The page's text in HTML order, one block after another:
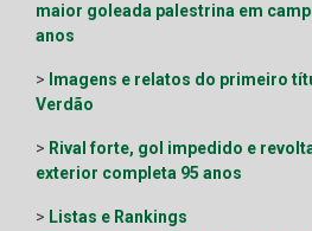
maior goleada palestrina em
anos
> Imagens e relatos do primeiro
Verdão
> Rival forte, gol impedido e
exterior completa 95 anos
> Listas e Rankings